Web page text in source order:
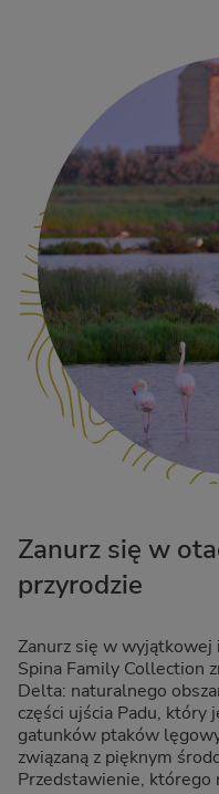
Zanurz się w
przyrodzie
Zanurz się w
Spina Family Collection
Delta: naturalnego
części ujścia Padu,
gatunków ptaków
związaną z pięknym
Przedstawienie, którego